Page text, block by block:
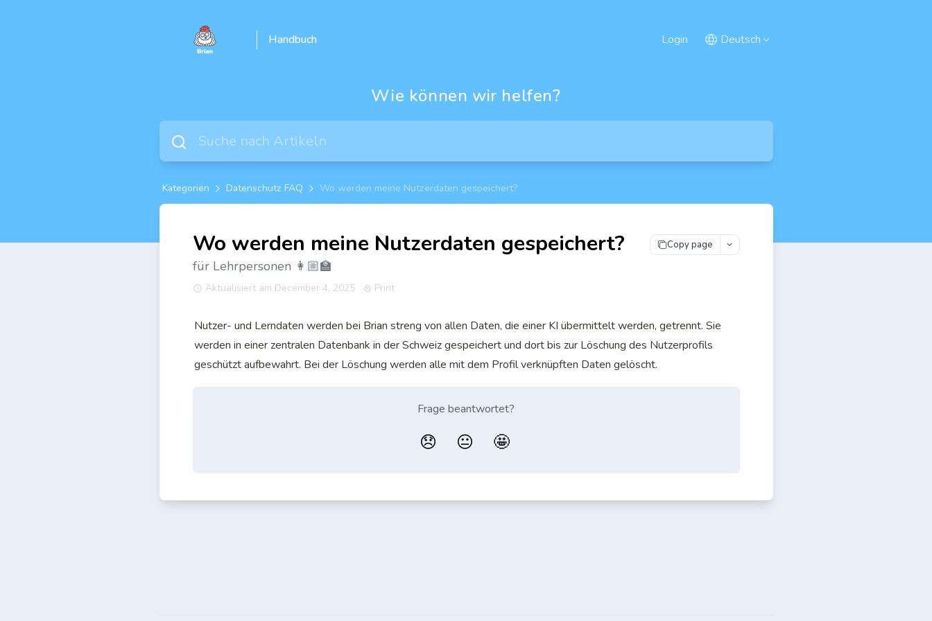
Handbuch Login Deutsch
Wie können wir helfen?
Kategorien Datenschutz FAQ Wo werden meine Nutzerdaten gespeichert?
Wo werden meine Nutzerdaten gespeichert? Copy page
für Lehrpersonen 👩🏼‍🏫
Aktualisiert am December 4, 2025 Print
Nutzer- und Lerndaten werden bei Brian streng von allen Daten, die einer KI übermittelt werden, getrennt. Sie
werden in einer zentralen Datenbank in der Schweiz gespeichert und dort bis zur Löschung des Nutzerprofils
geschützt aufbewahrt. Bei der Löschung werden alle mit dem Profil verknüpften Daten gelöscht.
Frage beantwortet?
😞 😐 🤩